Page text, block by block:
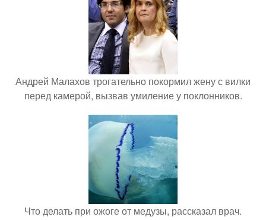
Андрей Малахов трогательно покормил жену с вилки
перед камерой, вызвав умиление у поклонников.
Что делать при ожоге от медузы, рассказал врач.